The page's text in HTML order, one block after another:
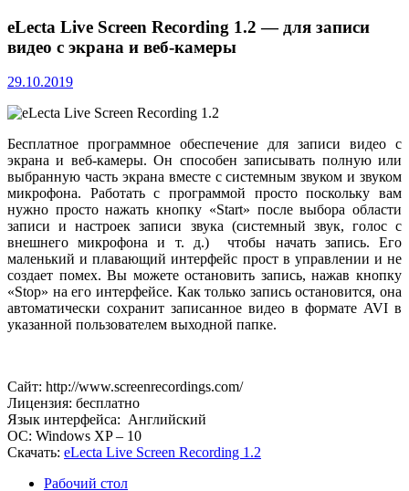
eLecta Live Screen Recording 1.2 — для записи
видео с экрана и веб-камеры
29.10.2019
Бесплатное программное обеспечение для записи видео с
экрана и веб-камеры. Он способен записывать полную или
выбранную часть экрана вместе с системным звуком и звуком
микрофона. Работать с программой просто поскольку вам
нужно просто нажать кнопку «Start» после выбора области
записи и настроек записи звука (системный звук, голос с
внешнего микрофона и т. д.) чтобы начать запись. Его
маленький и плавающий интерфейс прост в управлении и не
создает помех. Вы можете остановить запись, нажав кнопку
«Stop» на его интерфейсе. Как только запись остановится, она
автоматически сохранит записанное видео в формате AVI в
указанной пользователем выходной папке.
Сайт: http://www.screenrecordings.com/
Лицензия: бесплатно
Язык интерфейса: Английский
ОС: Windows XP – 10
Скачать: eLecta Live Screen Recording 1.2
Рабочий стол